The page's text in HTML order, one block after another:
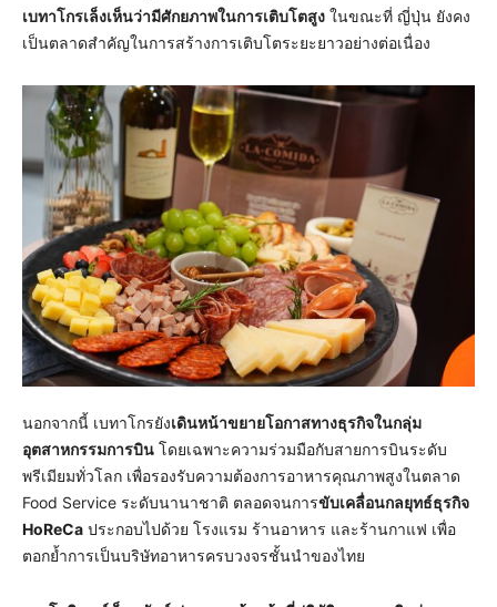
เบทาโกรเล็งเห็นว่ามีศักยภาพในการเติบโตสูง ในขณะที่ ญี่ปุ่น ยังคง
เป็นตลาดสำคัญในการสร้างการเติบโตระยะยาวอย่างต่อเนื่อง
นอกจากนี้ เบทาโกรยังเดินหน้าขยายโอกาสทางธุรกิจในกลุ่ม
อุตสาหกรรมการบิน โดยเฉพาะความร่วมมือกับสายการบินระดับ
พรีเมียมทั่วโลก เพื่อรองรับความต้องการอาหารคุณภาพสูงในตลาด
Food Service ระดับนานาชาติ ตลอดจนการขับเคลื่อนกลยุทธ์ธุรกิจ
HoReCa ประกอบไปด้วย โรงแรม ร้านอาหาร และร้านกาแฟ เพื่อ
ตอกย้ำการเป็นบริษัทอาหารครบวงจรชั้นนำของไทย